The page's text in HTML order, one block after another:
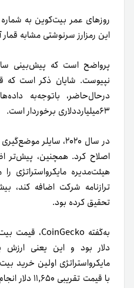
روزهای عمر بیت‌کوین به
این رمزارز سرنوشتی مشابه قمار
پر‌واضح است که پیش‌بینی
نپیوست. شایان‌ ذکر است که
۶۳‌میلیارددلاری برخوردار است.
در سال ۲۰۲۰، سایلر
اصلاح کرد. همچنین، پیش‌تر
هیئت‌مدیره مایکرو‌استراتژی
تحقیق کرده بود.
دلار بود و این یعنی ارزش